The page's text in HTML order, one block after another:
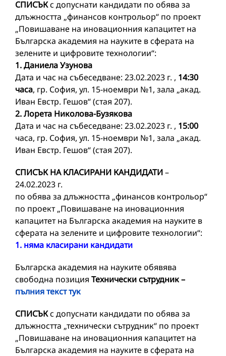
СПИСЪКс допуснати кандидати по обява за
длъжността „финансов контрольор“ по проект
„Повишаване на иновационния капацитет на
Българска академия на науките в сферата на
зелените и цифровите технологии“:
1. Даниела Узунова
Дата и час на събеседване: 23.02.2023 г. , 14:30
часа, гр. София, ул. 15-ноември №1, зала „акад.
Иван Евстр. Гешов“ (стая 207).
2. Лорета Николова-Бузякова
Дата и час на събеседване: 23.02.2023 г. , 15:00
часа, гр. София, ул. 15-ноември №1, зала „акад.
Иван Евстр. Гешов“ (стая 207).
СПИСЪК НА КЛАСИРАНИ КАНДИДАТИ–
24.02.2023 г.
по обява за длъжността „финансов контрольор“
по проект „Повишаване на иновационния
капацитет на Българска академия на науките в
сферата на зелените и цифровите технологии“:
1. няма класирани кандидати
Българска академия на науките обявява
свободна позиция Технически сътрудник –
пълния текст тук
СПИСЪКс допуснати кандидати по обява за
длъжността „технически сътрудник“ по проект
„Повишаване на иновационния капацитет на
Българска академия на науките в сферата на